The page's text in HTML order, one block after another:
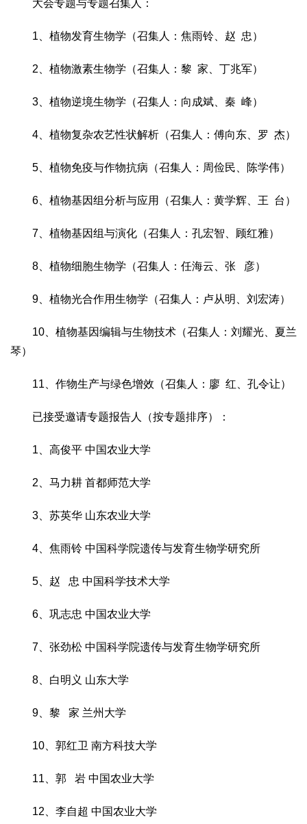
大会专题与专题召集人：
1、植物发育生物学（召集人：焦雨铃、赵 忠）
2、植物激素生物学（召集人：黎 家、丁兆军）
3、植物逆境生物学（召集人：向成斌、秦 峰）
4、植物复杂农艺性状解析（召集人：傅向东、罗 杰）
5、植物免疫与作物抗病（召集人：周俭民、陈学伟）
6、植物基因组分析与应用（召集人：黄学辉、王 台）
7、植物基因组与演化（召集人：孔宏智、顾红雅）
8、植物细胞生物学（召集人：任海云、张 彦）
9、植物光合作用生物学（召集人：卢从明、刘宏涛）
10、植物基因编辑与生物技术（召集人：刘耀光、夏兰
琴）
11、作物生产与绿色增效（召集人：廖 红、孔令让）
已接受邀请专题报告人（按专题排序）：
1、高俊平 中国农业大学
2、马力耕 首都师范大学
3、苏英华 山东农业大学
4、焦雨铃 中国科学院遗传与发育生物学研究所
5、赵 忠 中国科学技术大学
6、巩志忠 中国农业大学
7、张劲松 中国科学院遗传与发育生物学研究所
8、白明义 山东大学
9、黎 家 兰州大学
10、郭红卫 南方科技大学
11、郭 岩 中国农业大学
12、李自超 中国农业大学